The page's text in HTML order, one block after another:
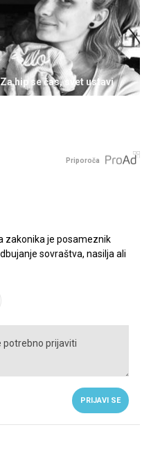
hip se čas, svet ustavi
Priporoča
zakonika je posameznik
sovraštva, nasilja ali
PRIJAVI SE